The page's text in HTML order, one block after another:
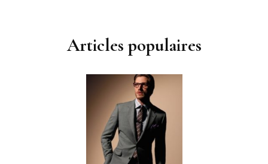
Articles populaires